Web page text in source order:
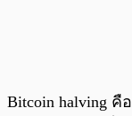
Bitcoin halving คือ